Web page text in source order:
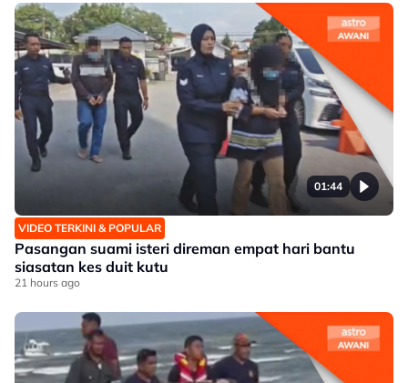
01:44
VIDEO TERKINI & POPULAR
Pasangan suami isteri direman empat hari bantu
siasatan kes duit kutu
21 hours ago